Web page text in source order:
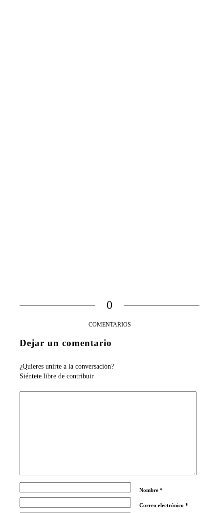
0
COMENTARIOS
Dejar un comentario
¿Quieres unirte a la conversación?
Siéntete libre de contribuir
Nombre*
Correo electrónico*